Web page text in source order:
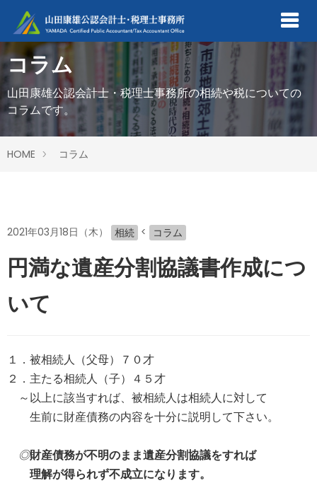
コラム
山田康雄公認会計士・税理士事務所の相続や税についての
コラムです。
HOME コラム
2021年03月18日（木） 相続 < コラム
円満な遺産分割協議書作成につ
いて
１．被相続人（父母）７０才
２．主たる相続人（子）４５才
～以上に該当すれば、被相続人は相続人に対して
生前に財産債務の内容を十分に説明して下さい。
◎財産債務が不明のまま遺産分割協議をすれば
理解が得られず不成立になります。